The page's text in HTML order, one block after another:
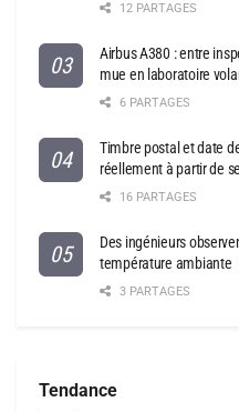
12 PARTAGES
Airbus A380 : entre
mue en laboratoire
6 PARTAGES
Timbre postal et date
réellement à partir de
16 PARTAGES
Des ingénieurs
température ambiante
3 PARTAGES
Tendance